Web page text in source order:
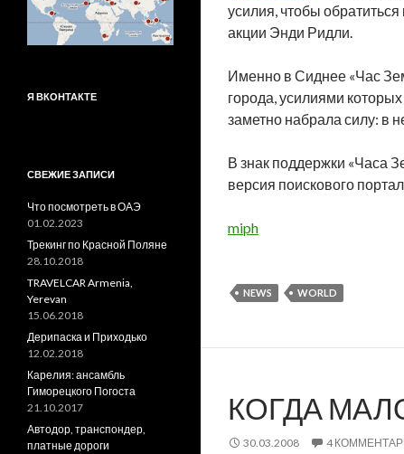
усилия, чтобы
акции Энди Ридли.
Именно в Сиднее «Час
города, усилиями
заметно набрала силу: в
В знак поддержки «Часа
версия поискового
miph
NEWS WORLD
КОГДА
30.03.2008 4
Я ВКОНТАКТЕ
СВЕЖИЕ ЗАПИСИ
Что посмотреть в ОАЭ
01.02.2023
Трекинг по Красной Поляне
28.10.2018
TRAVELCAR Armenia,
Yerevan
15.06.2018
Дерипаска и Приходько
12.02.2018
Карелия: ансамбль
Гиморецкого Погоста
21.10.2017
Автодор, транспондер,
платные дороги